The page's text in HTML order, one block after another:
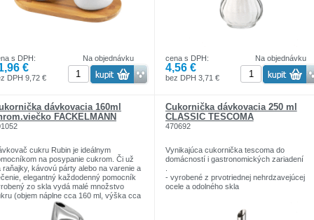
porcelánová kanvička na mlieko
bambusový podstavec
Na objednávku
s DPH:
€
DPH 9,72 €
Na objednávku
cena s DPH:
4,56 €
bez DPH 3,71 €
dávkovacia 160ml
FACKELMANN
cukru Rubin je ideálnym
na posypanie cukrom. Či už
raňajky, kávovú párty alebo na varenie a
elegantný každodenný pomocník
zo skla vydá malé množstvo
(objem náplne cca 160 ml, výška cca
cm). Kombinácia skleneného tela a
​​pochrómovaného veka
Cukornička dávkovacia 250 ml
CLASSIC TESCOMA
470692
Vynikajúca cukornička tescoma do
domácností i gastronomických zariadení
- vyrobené z prvotriednej nehrdzavejúcej
ocele a odolného skla